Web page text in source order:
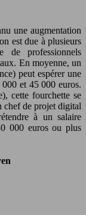
une augmentation
est due à plusieurs
de professionnels
En moyenne, un
peut espérer une
et 45 000 euros.
cette fourchette se
chef de projet digital
à un salaire
000 euros ou plus